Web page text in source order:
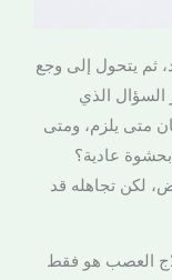
ثم يتحول إلى وجع
السؤال الذي
متى يلزم، ومتى
عادية؟
لكن تجاهله قد
العصب هو فقط